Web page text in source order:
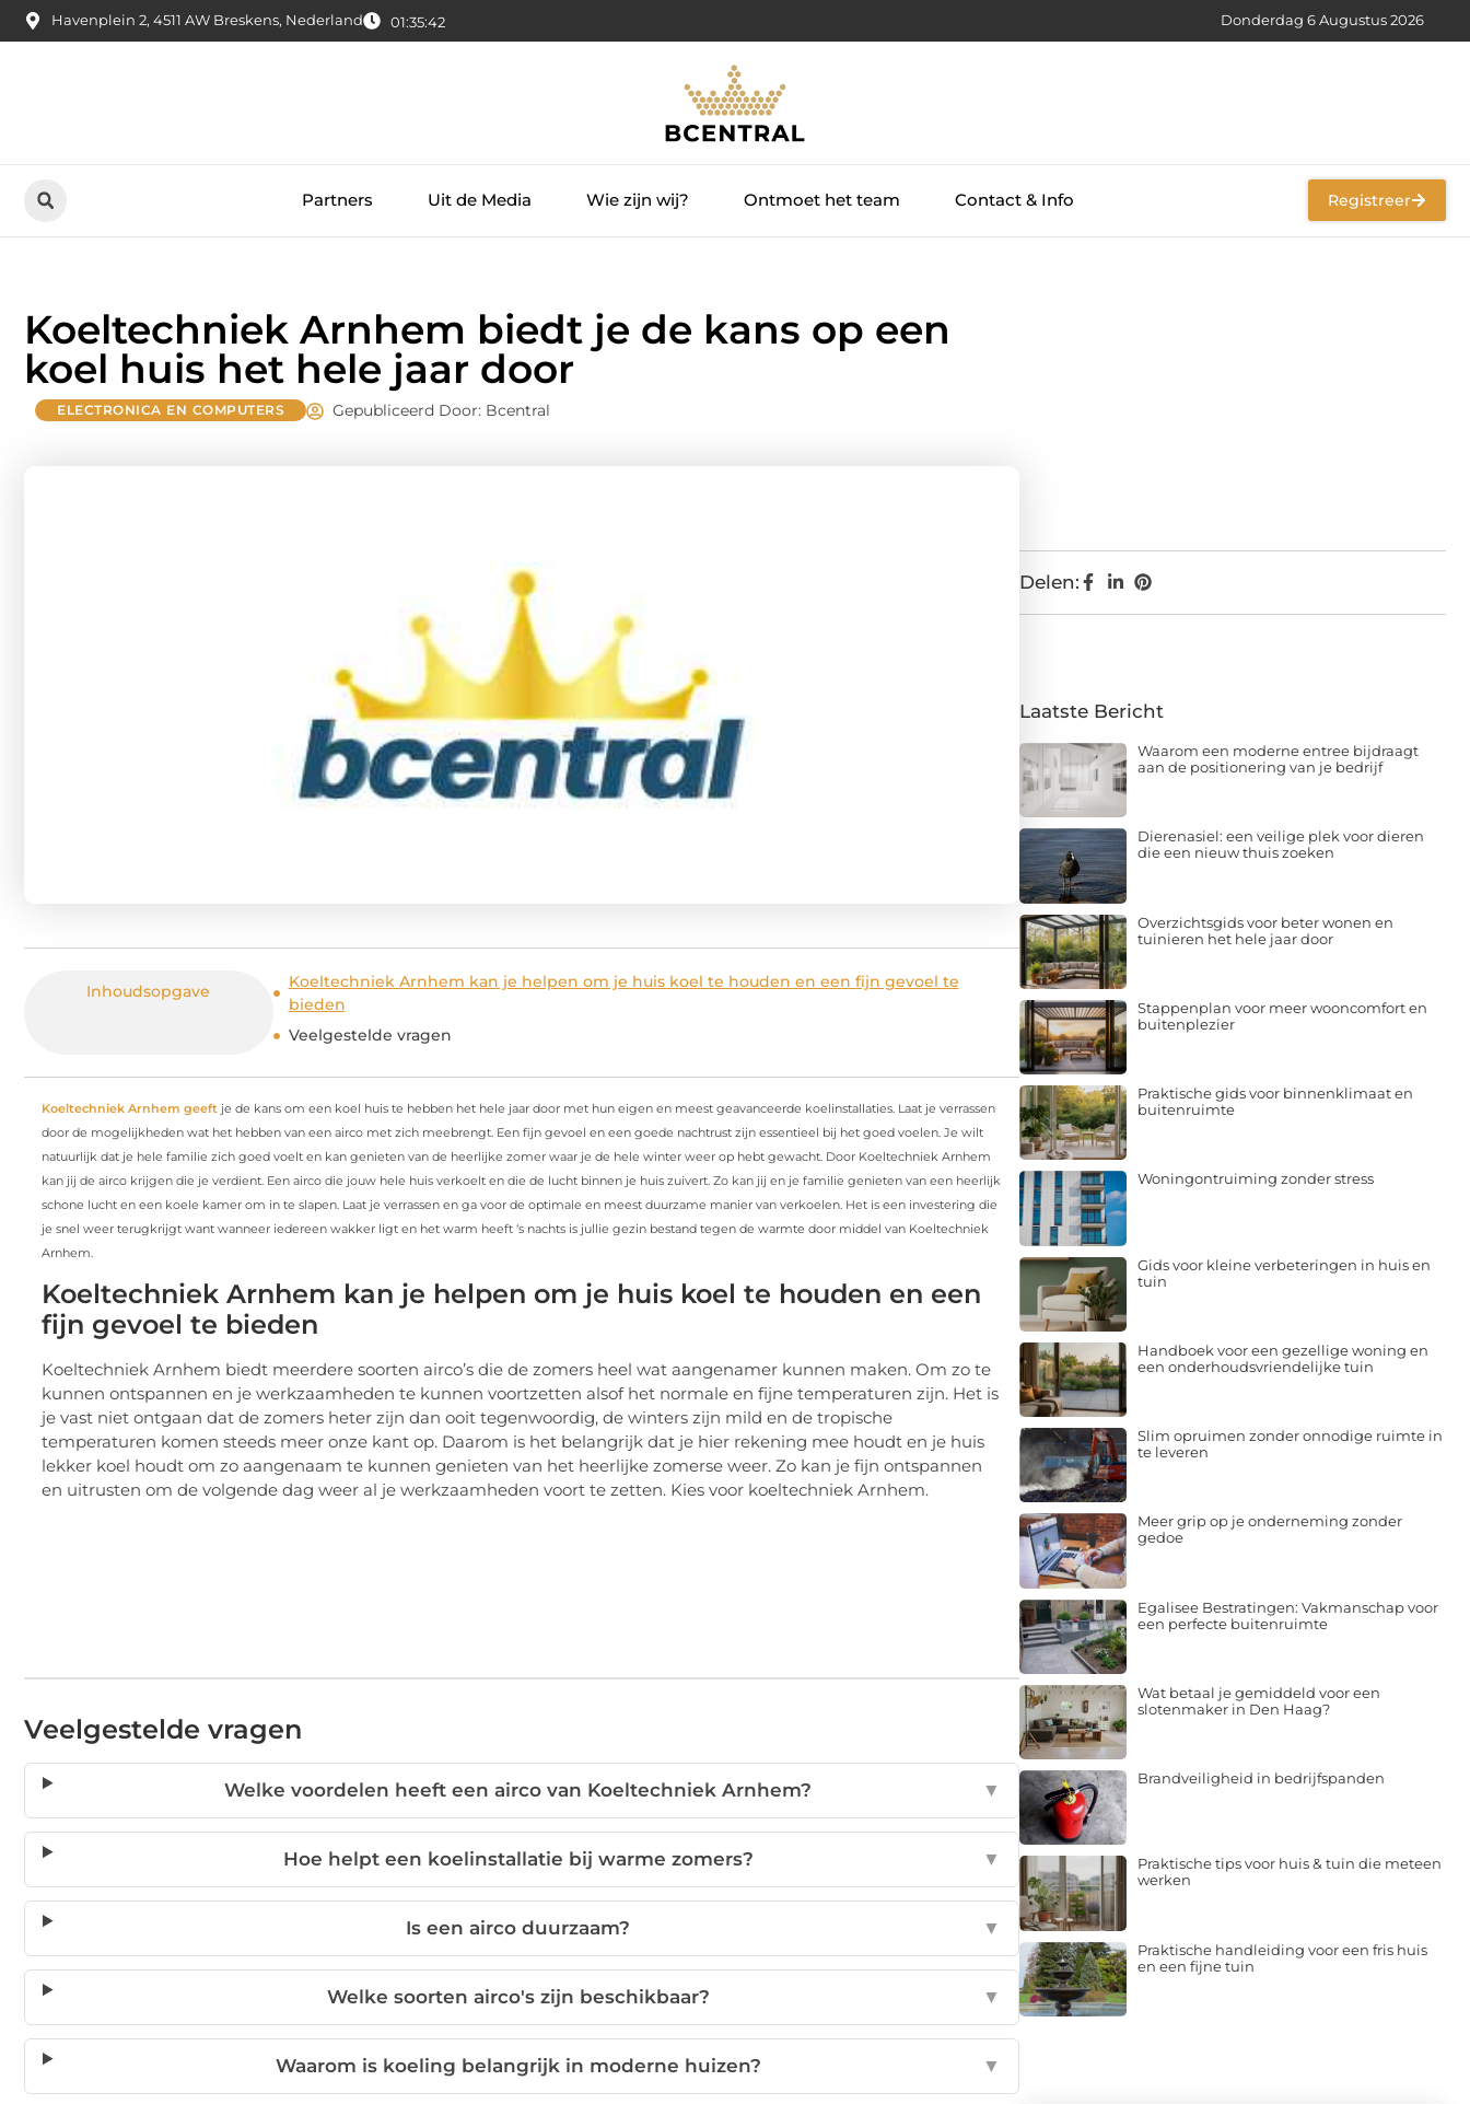
Havenplein 2, 4511 AW Breskens, Nederland 01:35:43 Donderdag 6 Augustus 2026
Partners Uit de Media Wie zijn wij? Ontmoet het team Contact & Info Registreer
Koeltechniek Arnhem biedt je de kans op een
koel huis het hele jaar door
ELECTRONICA EN COMPUTERS Gepubliceerd Door: Bcentral
Inhoudsopgave
Koeltechniek Arnhem kan je helpen om je huis koel te houden en een fijn gevoel te
bieden
Veelgestelde vragen
Koeltechniek Arnhem geeft je de kans om een koel huis te hebben het hele jaar door met hun eigen en meest geavanceerde koelinstallaties. Laat je verrassen
door de mogelijkheden wat het hebben van een airco met zich meebrengt. Een fijn gevoel en een goede nachtrust zijn essentieel bij het goed voelen. Je wilt
natuurlijk dat je hele familie zich goed voelt en kan genieten van de heerlijke zomer waar je de hele winter weer op hebt gewacht. Door Koeltechniek Arnhem
kan jij de airco krijgen die je verdient. Een airco die jouw hele huis verkoelt en die de lucht binnen je huis zuivert. Zo kan jij en je familie genieten van een heerlijk
schone lucht en een koele kamer om in te slapen. Laat je verrassen en ga voor de optimale en meest duurzame manier van verkoelen. Het is een investering die
je snel weer terugkrijgt want wanneer iedereen wakker ligt en het warm heeft ‘s nachts is jullie gezin bestand tegen de warmte door middel van Koeltechniek
Arnhem.
Koeltechniek Arnhem kan je helpen om je huis koel te houden en een
fijn gevoel te bieden
Koeltechniek Arnhem biedt meerdere soorten airco’s die de zomers heel wat aangenamer kunnen maken. Om zo te
kunnen ontspannen en je werkzaamheden te kunnen voortzetten alsof het normale en fijne temperaturen zijn. Het is
je vast niet ontgaan dat de zomers heter zijn dan ooit tegenwoordig, de winters zijn mild en de tropische
temperaturen komen steeds meer onze kant op. Daarom is het belangrijk dat je hier rekening mee houdt en je huis
lekker koel houdt om zo aangenaam te kunnen genieten van het heerlijke zomerse weer. Zo kan je fijn ontspannen
en uitrusten om de volgende dag weer al je werkzaamheden voort te zetten. Kies voor koeltechniek Arnhem.
Veelgestelde vragen
Welke voordelen heeft een airco van Koeltechniek Arnhem? ▼
Hoe helpt een koelinstallatie bij warme zomers? ▼
Is een airco duurzaam? ▼
Welke soorten airco's zijn beschikbaar? ▼
Waarom is koeling belangrijk in moderne huizen? ▼
Delen:
Laatste Bericht
Waarom een moderne entree bijdraagt
aan de positionering van je bedrijf
Dierenasiel: een veilige plek voor dieren
die een nieuw thuis zoeken
Overzichtsgids voor beter wonen en
tuinieren het hele jaar door
Stappenplan voor meer wooncomfort en
buitenplezier
Praktische gids voor binnenklimaat en
buitenruimte
Woningontruiming zonder stress
Gids voor kleine verbeteringen in huis en
tuin
Handboek voor een gezellige woning en
een onderhoudsvriendelijke tuin
Slim opruimen zonder onnodige ruimte in
te leveren
Meer grip op je onderneming zonder
gedoe
Egalisee Bestratingen: Vakmanschap voor
een perfecte buitenruimte
Wat betaal je gemiddeld voor een
slotenmaker in Den Haag?
Brandveiligheid in bedrijfspanden
Praktische tips voor huis & tuin die meteen
werken
Praktische handleiding voor een fris huis
en een fijne tuin